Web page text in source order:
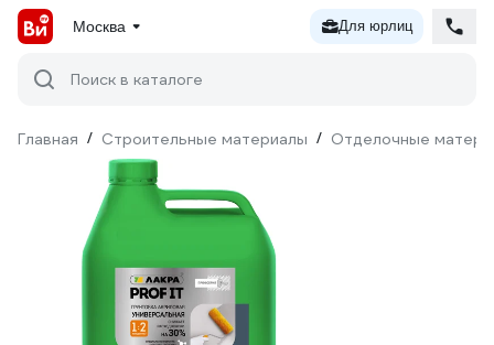
Москва Для юрлиц
Поиск в каталоге
Главная / Строительные материалы / Отделочные